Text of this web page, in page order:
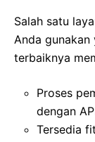
Salah satu
Anda
terbaiknya
Proses
dengan
Tersedia